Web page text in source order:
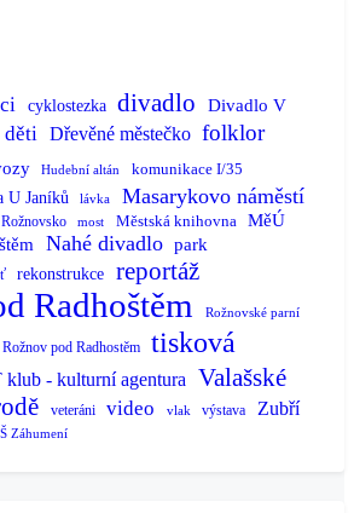
cyklostezka divadlo
Divadlo V
děti Dřevěné městečko folklor
Hudební altán komunikace I/35
U Janíků lávka Masarykovo náměstí
most Městská knihovna
MěÚ
Nahé divadlo park
rekonstrukce reportáž
Radhoštěm Rožnovské parní
pod Radhostěm
tisková
klub - kulturní agentura
Valašské
veteráni video vlak výstava Zubří
Záhumení